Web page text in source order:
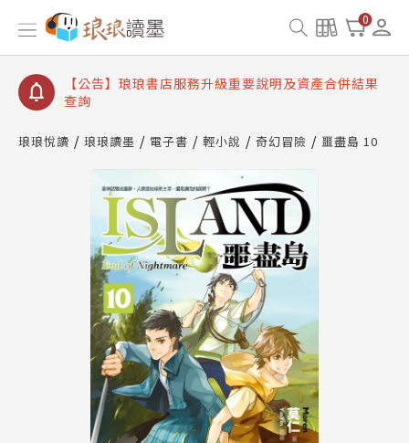
0
【公告】琅琅讀墨書櫃開通常見問題
【公告】琅琅讀墨 3 分鐘完成書櫃開通與資產合併申
【公告】琅琅書店服務升級重要說明及資產合併結果
查詢
琅琅悅讀 琅琅讀墨 電子書 輕小說 奇幻冒險 噩盡島 10